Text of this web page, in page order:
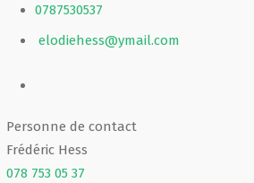
0787530537
elodiehess@ymail.com
Personne de contact
Frédéric Hess
078 753 05 37